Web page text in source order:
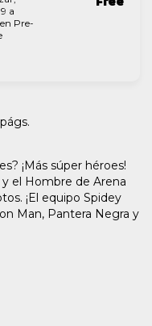
a
Pre-
¡Más súper héroes!
el Hombre de Arena
¡El equipo Spidey
Man, Pantera Negra y